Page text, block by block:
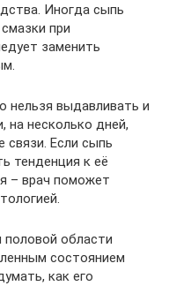
Иногда сыпь
при
заменить
нельзя выдавливать и
на несколько дней,
связи. Если сыпь
тенденция к её
– врач поможет
области
состоянием
как его